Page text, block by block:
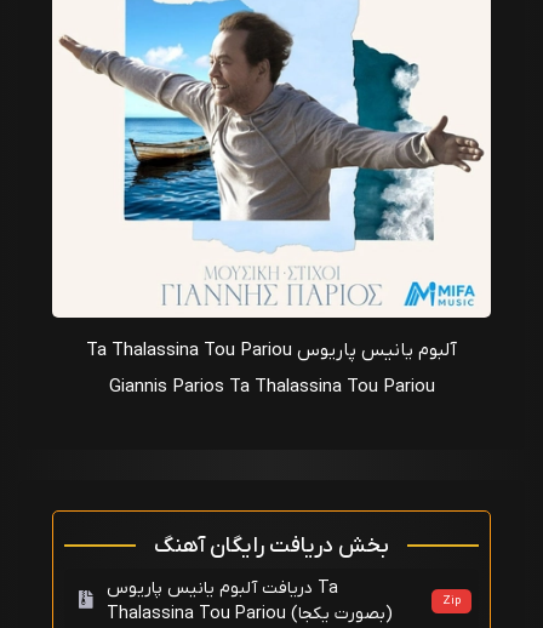
آلبوم یانیس پاریوس Ta Thalassina Tou Pariou
Giannis Parios Ta Thalassina Tou Pariou
بخش دریافت رایگان آهنگ
دریافت آلبوم یانیس پاریوس Ta
Thalassina Tou Pariou (بصورت یکجا)
Zip